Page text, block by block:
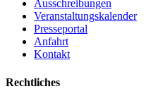
Ausschreibungen
Veranstaltungskalender
Presseportal
Anfahrt
Kontakt
Rechtliches